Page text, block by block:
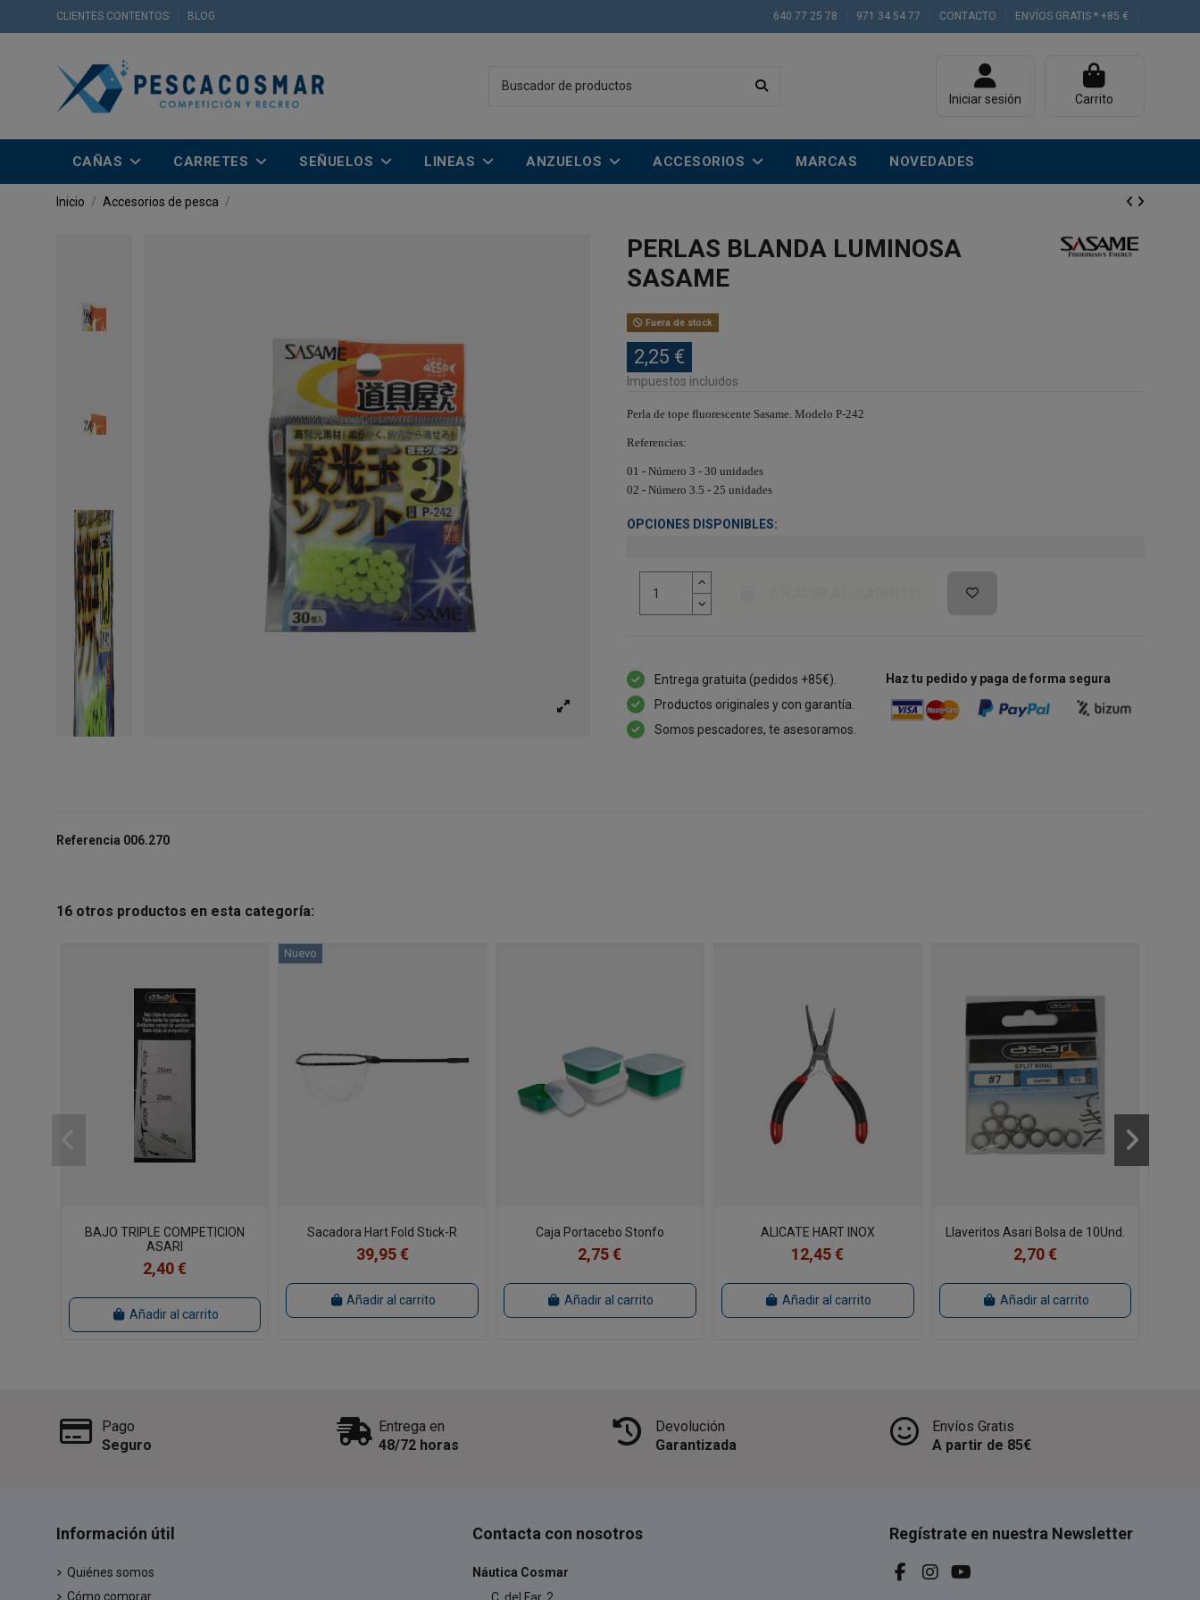
CLIENTES CONTENTOS BLOG 640 77 25 78 971 34 54 77 CONTACTO ENVÍOS GRATIS * +85 €
Iniciar sesión Carrito
CAÑAS CARRETES SEÑUELOS LINEAS ANZUELOS ACCESORIOS MARCAS NOVEDADES
Inicio Accesorios de pesca
PERLAS BLANDA LUMINOSA
SASAME
Fuera de stock
2,25 €
Impuestos incluidos
Perla de tope fluorescente Sasame. Modelo P-242
Referencias:
01 - Número 3 - 30 unidades
02 - Número 3.5 - 25 unidades
OPCIONES DISPONIBLES:
Entrega gratuita (pedidos +85€).
Productos originales y con garantía.
Somos pescadores, te asesoramos.
Haz tu pedido y paga de forma segura
Referencia 006.270
16 otros productos en esta categoría:
BAJO TRIPLE COMPETICION
ASARI
2,40 €
Añadir al carrito
Nuevo
Sacadora Hart Fold Stick-R
39,95 €
Añadir al carrito
Caja Portacebo Stonfo
2,75 €
Añadir al carrito
ALICATE HART INOX
12,45 €
Añadir al carrito
Llaveritos Asari Bolsa de 10Und.
2,70 €
Añadir al carrito
Pago
Seguro
Entrega en
48/72 horas
Devolución
Garantizada
Envíos Gratis
A partir de 85€
Información útil
Quiénes somos
Cómo comprar
Contacta con nosotros
Náutica Cosmar
Regístrate en nuestra Newsletter